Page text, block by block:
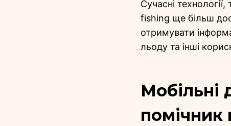
Сучасні
fishing ще більш
отримувати
льоду та інші
Мобільні
помічник